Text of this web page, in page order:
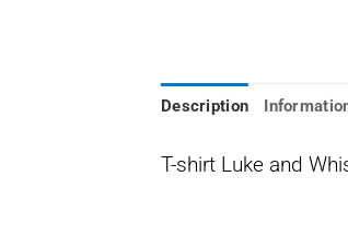
Description
T-shirt Luke and